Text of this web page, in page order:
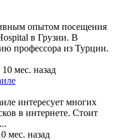
опытом посещения
в Грузии. В
профессора из Турции.
10 мес. назад
интересует многих
в интернете. Стоит
мес. назад